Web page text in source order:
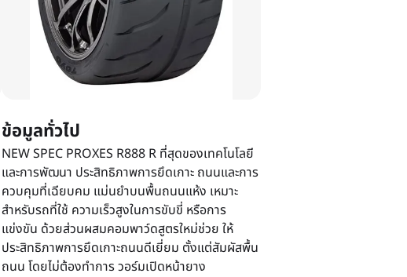
ข้อมูลทั่วไป
NEW SPEC PROXES R888 R ที่สุดของเทคโนโลยี
และการพัฒนา ประสิทธิภาพการยึดเกาะ ถนนและการ
ควบคุมที่เฉียบคม แม่นยำบนพื้นถนนแห้ง เหมาะ
สำหรับรถที่ใช้ ความเร็วสูงในการขับขี่ หรือการ
แข่งขัน ด้วยส่วนผสมคอมพาว์ดสูตรใหม่ช่วย ให้
ประสิทธิภาพการยึดเกาะถนนดีเยี่ยม ตั้งแต่สัมผัสพื้น
ถนน โดยไม่ต้องทำการ วอร์มเปิดหน้ายาง